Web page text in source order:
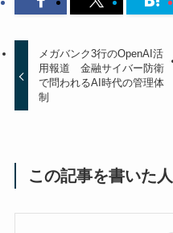
メガバンク3行のOpenAI活
用報道 金融サイバー防衛
で問われるAI時代の管理体
制
この記事を書いた人